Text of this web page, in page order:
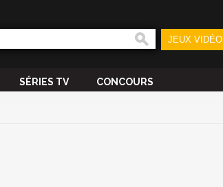
JEUX VIDÉO
SÉRIES TV CONCOURS